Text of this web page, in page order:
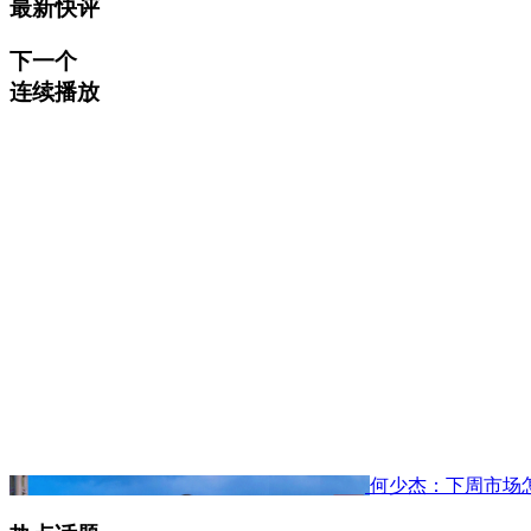
最新快评
下一个
连续播放
何少杰：下周市场